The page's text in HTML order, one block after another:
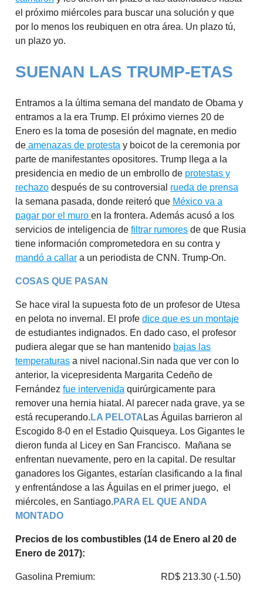
el próximo miércoles para buscar una solución y que
por lo menos los reubiquen en otra área. Un plazo tú,
un plazo yo.
SUENAN LAS TRUMP-ETAS
Entramos a la última semana del mandato de Obama y
entramos a la era Trump. El próximo viernes 20 de
Enero es la toma de posesión del magnate, en medio
de amenazas de protesta y boicot de la ceremonia por
parte de manifestantes opositores. Trump llega a la
presidencia en medio de un embrollo de protestas y
rechazo después de su controversial rueda de prensa
la semana pasada, donde reiteró que México va a
pagar por el muro en la frontera. Además acusó a los
servicios de inteligencia de filtrar rumores de que Rusia
tiene información comprometedora en su contra y
mandó a callar a un periodista de CNN. Trump-On.
COSAS QUE PASAN
Se hace viral la supuesta foto de un profesor de Utesa
en pelota no invernal. El profe dice que es un montaje
de estudiantes indignados. En dado caso, el profesor
pudiera alegar que se han mantenido bajas las
temperaturas a nivel nacional.Sin nada que ver con lo
anterior, la vicepresidenta Margarita Cedeño de
Fernández fue intervenida quirúrgicamente para
remover una hernia hiatal. Al parecer nada grave, ya se
está recuperando. LA PELOTA Las Águilas barrieron al
Escogido 8-0 en el Estadio Quisqueya. Los Gigantes le
dieron funda al Licey en San Francisco. Mañana se
enfrentan nuevamente, pero en la capital. De resultar
ganadores los Gigantes, estarían clasificando a la final
y enfrentándose a las Águilas en el primer juego, el
miércoles, en Santiago. PARA EL QUE ANDA
MONTADO
Precios de los combustibles (14 de Enero al 20 de
Enero de 2017):
Gasolina Premium: RD$ 213.30 (-1.50)